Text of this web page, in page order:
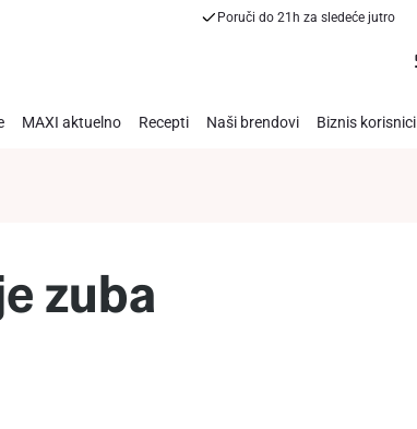
Poruči do 21h za sledeće jutro
MAXI aktuelno Recepti Naši brendovi Biznis korisnici
zuba